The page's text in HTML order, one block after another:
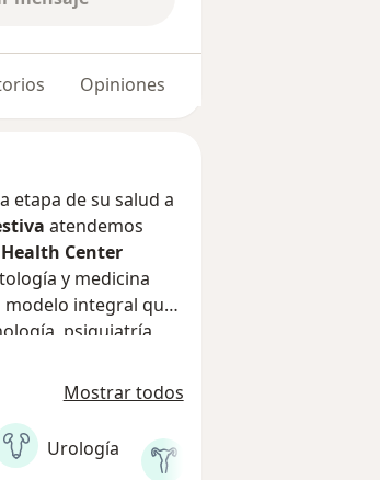
Opiniones
etapa de su salud a
atendemos
Center
y medicina
integral que
psiquiatría,
de vanguardia y
Mostrar todos
Urología